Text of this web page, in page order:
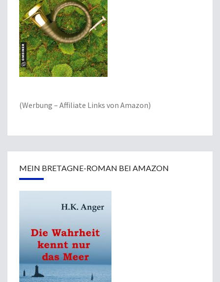
(Werbung – Affiliate Links von Amazon)
MEIN BRETAGNE-ROMAN BEI AMAZON